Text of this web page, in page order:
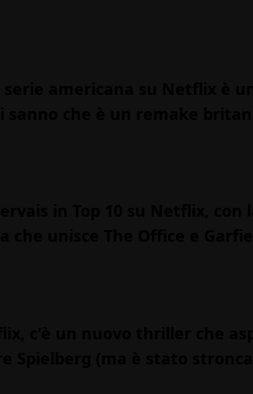
americana su Netflix è
sanno che è un remake
in Top 10 su Netflix, con
che unisce The Office e
c'è un nuovo thriller che
Spielberg (ma è stato